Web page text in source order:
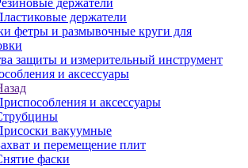
держатели
держатели
фетры и размывочные круги для
защиты и измерительный инструмент
и аксессуары
и аксессуары
вакуумные
и перемещение плит
фаски